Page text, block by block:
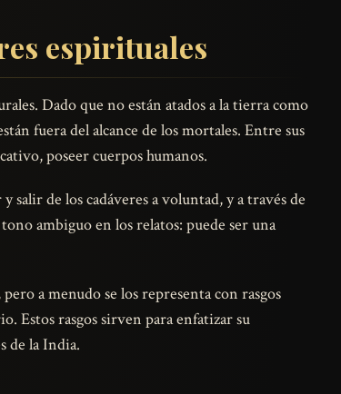
espirituales
Dado que no están atados a la tierra como
fuera del alcance de los mortales. Entre sus
poseer cuerpos humanos.
salir de los cadáveres a voluntad, y a través de
ambiguo en los relatos: puede ser una
a menudo se los representa con rasgos
Estos rasgos sirven para enfatizar su
de la India.